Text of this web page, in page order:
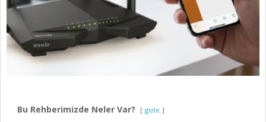
Bu Rehberimizde Neler Var? gizle